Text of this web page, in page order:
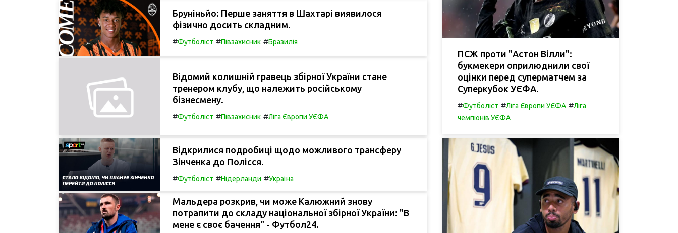
Бруніньйо: Перше заняття в Шахтарі виявилося
фізично досить складним.
#Футболіст #Півзахисник #Бразилія
Відомий колишній гравець збірної України стане
тренером клубу, що належить російському
бізнесмену.
#Футболіст #Півзахисник #Ліга Європи УЄФА
Відкрилися подробиці щодо можливого трансферу
Зінченка до Полісся.
#Футболіст #Нідерланди #Україна
Мальдера розкрив, чи може Калюжний знову
потрапити до складу національної збірної України: "В
мене є своє бачення" - Футбол24.
ПСЖ проти "Астон Вілли":
букмекери оприлюднили свої
оцінки перед суперматчем за
Суперкубок УЄФА.
#Футболіст #Ліга Європи УЄФА #Ліга
чемпіонів УЄФА